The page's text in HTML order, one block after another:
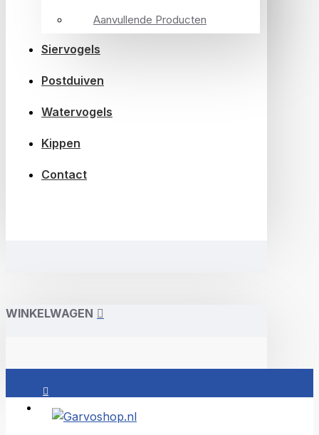
Aanvullende Producten
Siervogels
Postduiven
Watervogels
Kippen
Contact
WINKELWAGEN